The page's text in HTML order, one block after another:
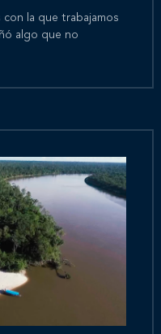
con la que trabajamos
algo que no